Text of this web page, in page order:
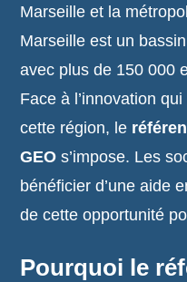
Marseille et la
Marseille est un
avec plus de 150 000
Face à l’innovation
cette région, le
GEO s’impose. Les
bénéficier d’une aide
de cette opportunité
Pourquoi le